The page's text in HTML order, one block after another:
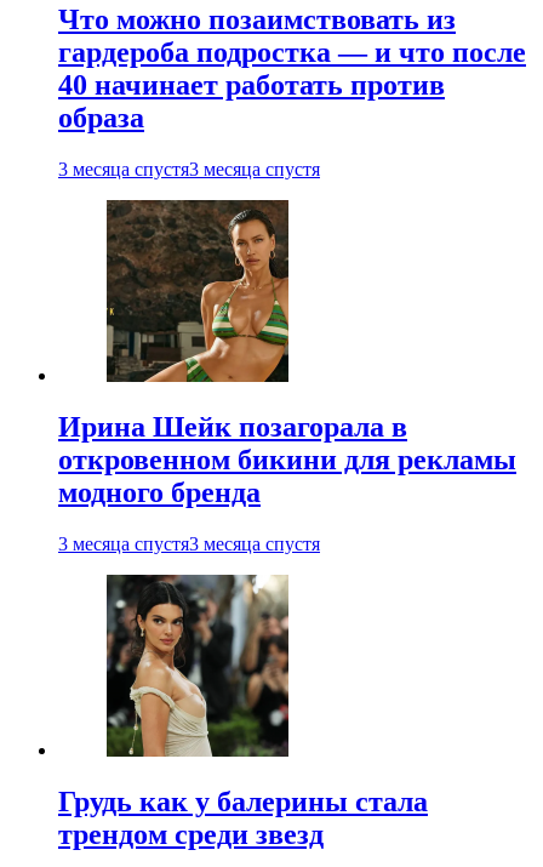
Что можно позаимствовать из
гардероба подростка — и что после
40 начинает работать против
образа
3 месяца спустя3 месяца спустя
Ирина Шейк позагорала в
откровенном бикини для рекламы
модного бренда
3 месяца спустя3 месяца спустя
Грудь как у балерины стала
трендом среди звезд